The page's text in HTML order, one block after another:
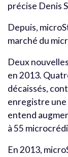
précise Denis
Depuis,
marché du
Deux
en 2013.
décaissés,
enregistre une
entend
à 55
En 2013,